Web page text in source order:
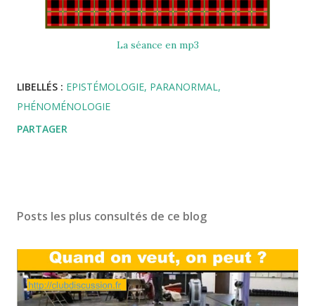
La séance en mp3
LIBELLÉS : EPISTÉMOLOGIE PARANORMAL
PHÉNOMÉNOLOGIE
PARTAGER
Posts les plus consultés de ce blog